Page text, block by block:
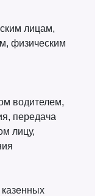
лицам,
физическим
водителем,
передача
лицу,